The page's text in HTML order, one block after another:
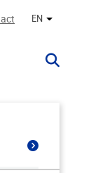
EN Other